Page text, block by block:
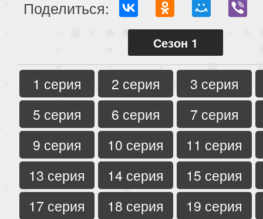
Поделиться:
Сезон 1
1 серия 2 серия
3 серия
5 серия
6 серия
7 серия
9 серия
10 серия
11 серия
13 серия
14 серия
15 серия
17 серия
18 серия
19 серия